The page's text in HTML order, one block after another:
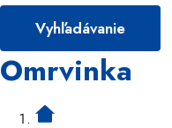
Omrvinka